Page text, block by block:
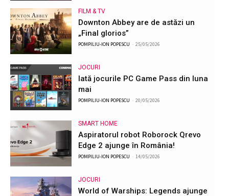
FILM & TV
Downton Abbey are de astăzi un
„Final glorios”
POMPILIU-ION POPESCU - 25/05/2026
JOCURI
Iată jocurile PC Game Pass din luna
mai
POMPILIU-ION POPESCU - 20/05/2026
SMART HOME
Aspiratorul robot Roborock Qrevo
Edge 2 ajunge în România!
POMPILIU-ION POPESCU - 14/05/2026
JOCURI
World of Warships: Legends ajunge